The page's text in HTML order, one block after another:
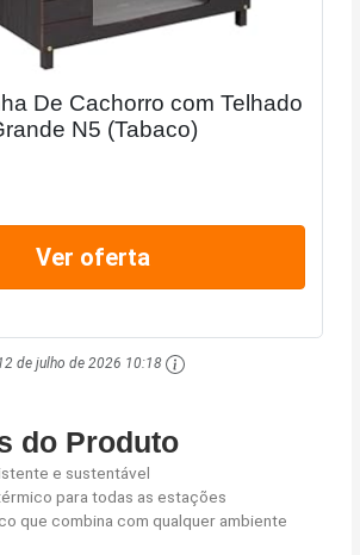
De Cachorro com Telhado
N5 (Tabaco)
Ver oferta
de julho de 2026 10:18
do Produto
e sustentável
para todas as estações
que combina com qualquer ambiente